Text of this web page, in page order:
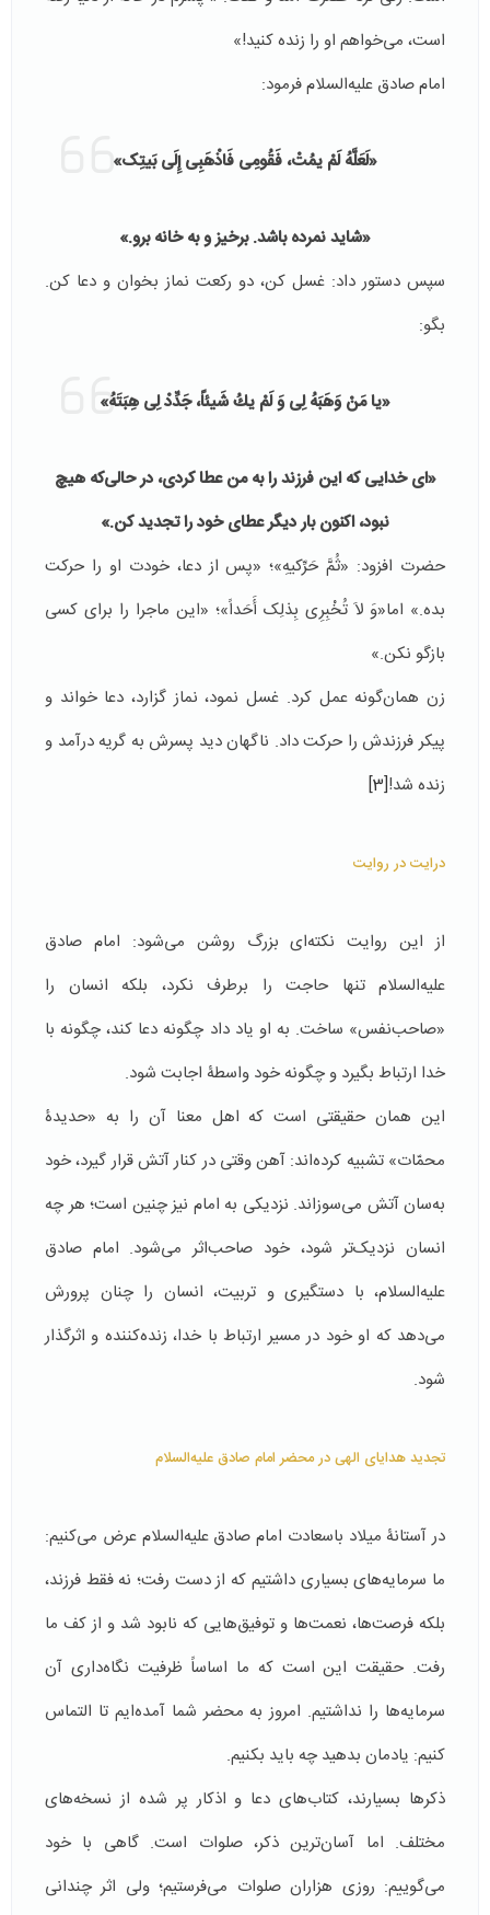
است، می‌خواهم او را زنده کنید!»
امام صادق علیه‌السلام فرمود:
«لَعَلَّهُ لَمْ یمُتْ، فَقُومِی فَاذْهَبِی إِلَى بَیتِک»
«شاید نمرده باشد. برخیز و به خانه برو.»
سپس دستور داد: غسل کن، دو رکعت نماز بخوان و دعا کن.
بگو:
«یا مَنْ وَهَبَهُ لِی وَ لَمْ یكُ شَیئاً، جَدِّدْ لِی هِبَتَهُ»
«ای خدایی که این فرزند را به من عطا کردی، در حالی‌که هیچ
نبود، اکنون بار دیگر عطای خود را تجدید کن.»
حضرت افزود: «ثُمَّ حَرِّکیهِ»؛ «پس از دعا، خودت او را حرکت
بده.» اما«وَ لاَ تُخْبِرِی بِذلِک أَحَداً»؛ «این ماجرا را برای کسی
بازگو نکن.»
زن همان‌گونه عمل کرد. غسل نمود، نماز گزارد، دعا خواند و
پیکر فرزندش را حرکت داد. ناگهان دید پسرش به گریه درآمد و
زنده شد![3]
درایت در روایت
از این روایت نکته‌ای بزرگ روشن می‌شود: امام صادق
علیه‌السلام تنها حاجت را برطرف نکرد، بلکه انسان را
«صاحب‌نفس» ساخت. به او یاد داد چگونه دعا کند، چگونه با
خدا ارتباط بگیرد و چگونه خود واسطۀ اجابت شود.
این همان حقیقتی است که اهل معنا آن را به «حدیدۀ
محمّات» تشبیه کرده‌اند: آهن وقتی در کنار آتش قرار گیرد، خود
به‌سان آتش می‌سوزاند. نزدیکی به امام نیز چنین است؛ هر چه
انسان نزدیک‌تر شود، خود صاحب‌اثر می‌شود. امام صادق
علیه‌السلام، با دستگیری و تربیت، انسان را چنان پرورش
می‌دهد که او خود در مسیر ارتباط با خدا، زنده‌کننده و اثرگذار
شود.
تجدید هدایای الهی در محضر امام صادق علیه‌السلام
در آستانۀ میلاد باسعادت امام صادق علیه‌السلام عرض می‌کنیم:
ما سرمایه‌های بسیاری داشتیم که از دست رفت؛ نه فقط فرزند،
بلکه فرصت‌ها، نعمت‌ها و توفیق‌هایی که نابود شد و از کف ما
رفت. حقیقت این است که ما اساساً ظرفیت نگاه‌داری آن
سرمایه‌ها را نداشتیم. امروز به محضر شما آمده‌ایم تا التماس
کنیم: یادمان بدهید چه باید بکنیم.
ذکرها بسیارند، کتاب‌های دعا و اذکار پر شده از نسخه‌های
مختلف. اما آسان‌ترین ذکر، صلوات است. گاهی با خود
می‌گوییم: روزی هزاران صلوات می‌فرستیم؛ ولی اثر چندانی